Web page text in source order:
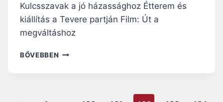
Kulcsszavak a jó házassághoz Étterem és
kiállítás a Tevere partján Film: Út a
megváltáshoz
BŐVEBBEN RÓMAI